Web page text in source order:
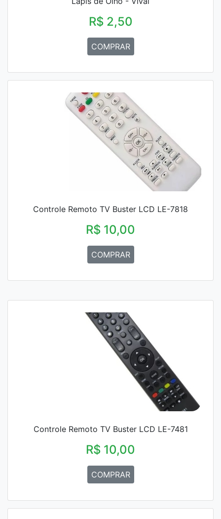
R$ 2,50
COMPRAR
Controle Remoto TV Buster LCD LE-7818
R$ 10,00
COMPRAR
Controle Remoto TV Buster LCD LE-7481
R$ 10,00
COMPRAR